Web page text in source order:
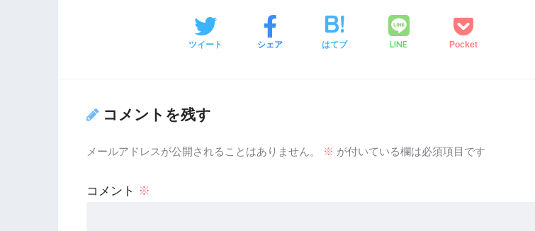
ツイート シェア はてブ LINE Pocket
コメントを残す
メールアドレスが公開されることはありません。 ※ が付いている欄は必須項目です
コメント ※